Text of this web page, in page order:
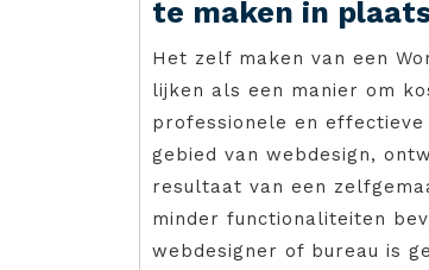
te maken in
Het zelf maken van een
lijken als een manier om
professionele en
gebied van webdesign,
resultaat van een
minder functionaliteiten
webdesigner of bureau is